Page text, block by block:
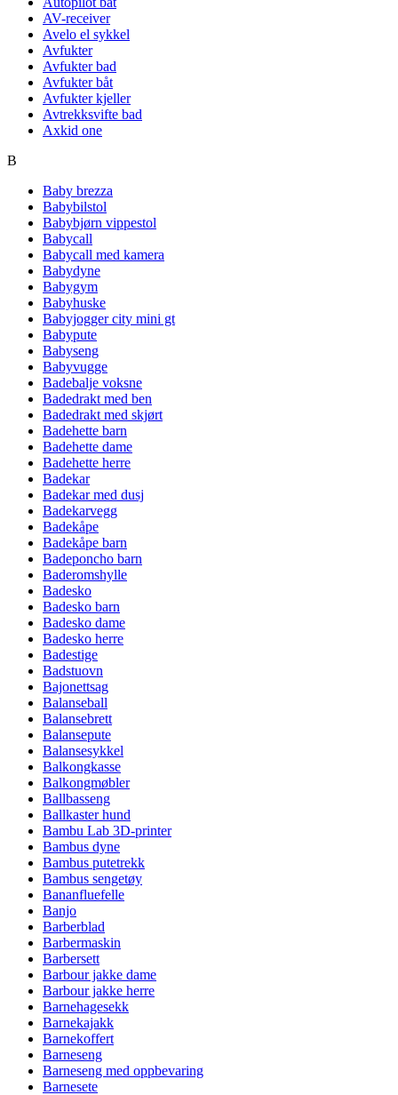
AV-receiver
Avelo el sykkel
Avfukter
Avfukter bad
Avfukter båt
Avfukter kjeller
Avtrekksvifte bad
Axkid one
B
Baby brezza
Babybilstol
Babybjørn vippestol
Babycall
Babycall med kamera
Babydyne
Babygym
Babyhuske
Babyjogger city mini gt
Babypute
Babyseng
Babyvugge
Badebalje voksne
Badedrakt med ben
Badedrakt med skjørt
Badehette barn
Badehette dame
Badehette herre
Badekar
Badekar med dusj
Badekarvegg
Badekåpe
Badekåpe barn
Badeponcho barn
Baderomshylle
Badesko
Badesko barn
Badesko dame
Badesko herre
Badestige
Badstuovn
Bajonettsag
Balanseball
Balansebrett
Balansepute
Balansesykkel
Balkongkasse
Balkongmøbler
Ballbasseng
Ballkaster hund
Bambu Lab 3D-printer
Bambus dyne
Bambus putetrekk
Bambus sengetøy
Bananfluefelle
Banjo
Barberblad
Barbermaskin
Barbersett
Barbour jakke dame
Barbour jakke herre
Barnehagesekk
Barnekajakk
Barnekoffert
Barneseng
Barneseng med oppbevaring
Barnesete